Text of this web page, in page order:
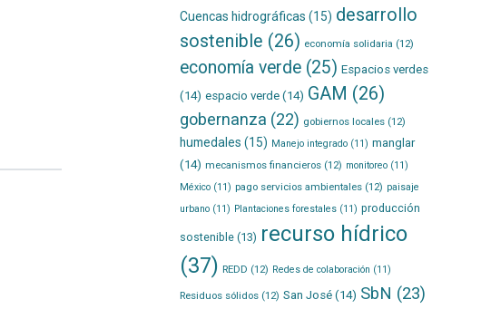
Cuencas hidrográficas (15) desarrollo
sostenible (26) economía solidaria (12)
economía verde(25) Espacios verdes
(14) espacio verde(14) GAM (26)
gobernanza (22) gobiernos locales(12)
humedales (15) Manejo integrado(11) manglar
(14) mecanismos financieros(12) monitoreo(11)
México(11) pago servicios ambientales(12) paisaje
urbano(11) Plantaciones forestales(11) producción
sostenible(13) recurso hídrico
(37) REDD (12) Redes de colaboración (11)
Residuos sólidos(12) San José(14) SbN (23)